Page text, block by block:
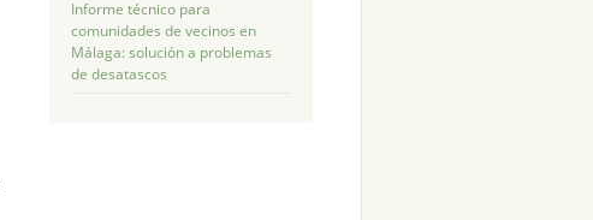
Informe técnico para
comunidades de vecinos en
Málaga: solución a problemas
de desatascos